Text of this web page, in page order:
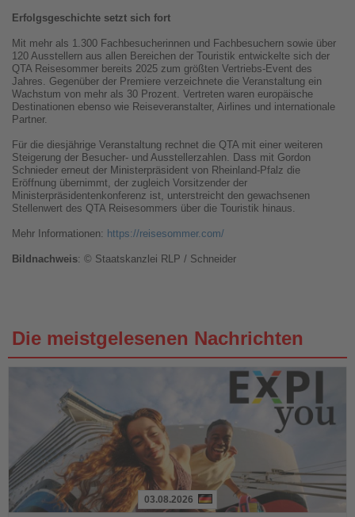
Erfolgsgeschichte setzt sich fort
Mit mehr als 1.300 Fachbesucherinnen und Fachbesuchern sowie über
120 Ausstellern aus allen Bereichen der Touristik entwickelte sich der
QTA Reisesommer bereits 2025 zum größten Vertriebs-Event des
Jahres. Gegenüber der Premiere verzeichnete die Veranstaltung ein
Wachstum von mehr als 30 Prozent. Vertreten waren europäische
Destinationen ebenso wie Reiseveranstalter, Airlines und internationale
Partner.
Für die diesjährige Veranstaltung rechnet die QTA mit einer weiteren
Steigerung der Besucher- und Ausstellerzahlen. Dass mit Gordon
Schnieder erneut der Ministerpräsident von Rheinland-Pfalz die
Eröffnung übernimmt, der zugleich Vorsitzender der
Ministerpräsidentenkonferenz ist, unterstreicht den gewachsenen
Stellenwert des QTA Reisesommers über die Touristik hinaus.
Mehr Informationen: https://reisesommer.com/
Bildnachweis: © Staatskanzlei RLP / Schneider
Die meistgelesenen Nachrichten
03.08.2026